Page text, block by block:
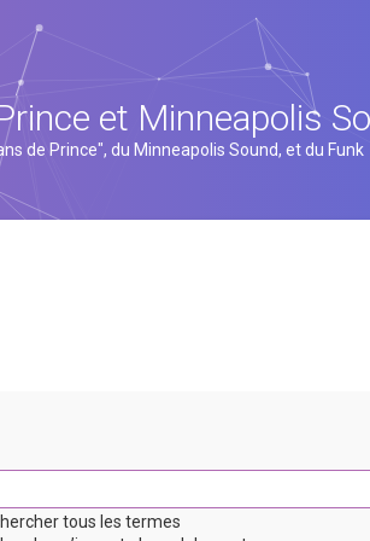
et Minneapolis
de Prince", du Minneapolis Sound, et du Funk
tous les termes